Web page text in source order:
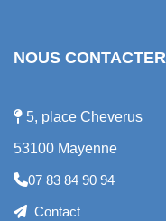
NOUS CONTACTER
5, place Cheverus
53100 Mayenne
07 83 84 90 94
Contact